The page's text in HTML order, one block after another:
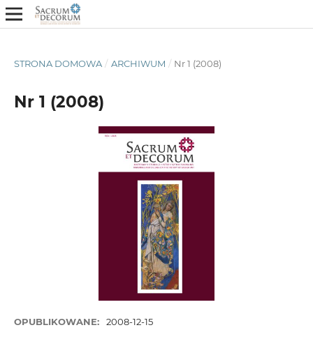
STRONA DOMOWA / ARCHIWUM / Nr 1 (2008)
Nr 1 (2008)
OPUBLIKOWANE: 2008-12-15